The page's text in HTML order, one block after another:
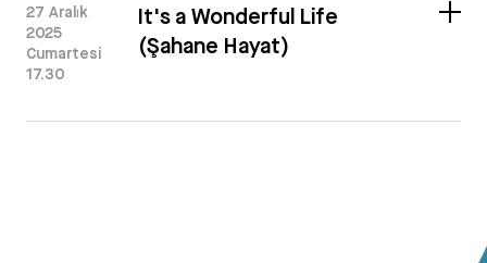
27 Aralık
2025
Cumartesi
17.30
It's a Wonderful Life
(Şahane Hayat)